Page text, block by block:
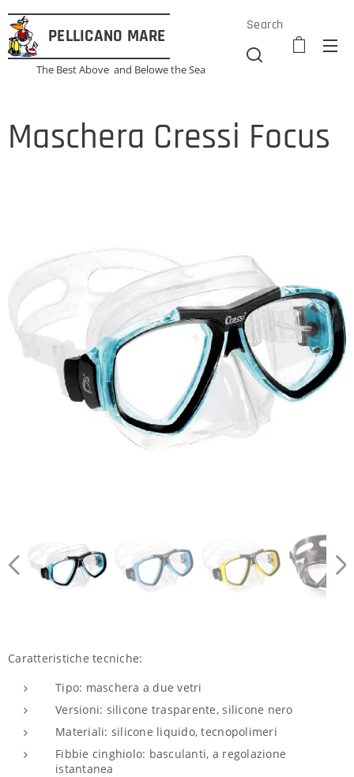
PELLICANO MARE
The Best Above and Belowe the Sea
Search
Maschera Cressi Focus
Caratteristiche tecniche:
Tipo: maschera a due vetri
Versioni: silicone trasparente, silicone nero
Materiali: silicone liquido, tecnopolimeri
Fibbie cinghiolo: basculanti, a regolazione
istantanea